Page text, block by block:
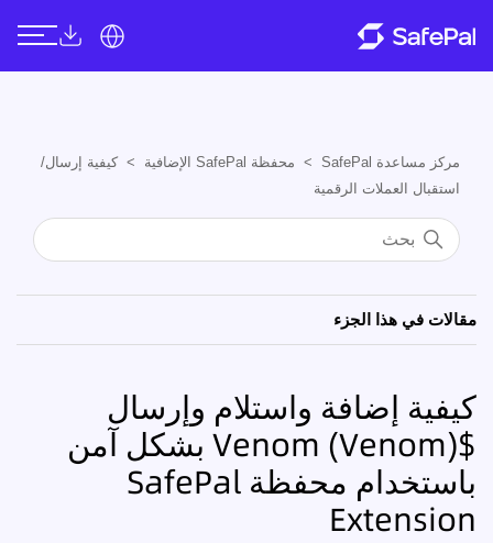
مركز مساعدة SafePal محفظة SafePal الإضافية
كيفية إرسال/
استقبال العملات الرقمية
مقالات في هذا الجزء
كيفية إضافة واستلام وإرسال
$Venom (Venom) بشكل آمن
باستخدام محفظة SafePal
Extension